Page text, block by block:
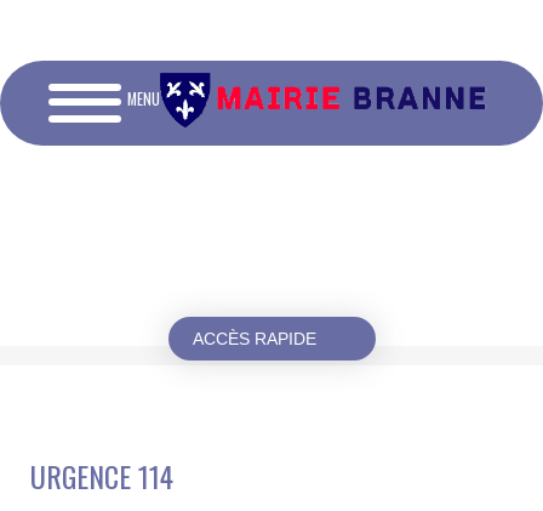
MENU
ACCÈS RAPIDE
URGENCE 114